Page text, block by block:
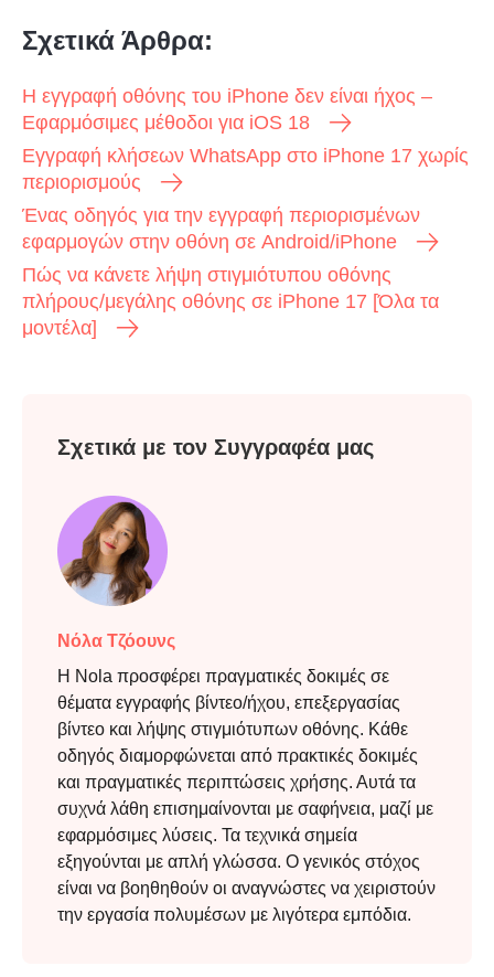
Βήμα 3.
Σχετικά Άρθρα:
Η εγγραφή οθόνης του iPhone δεν είναι ήχος –
Εφαρμόσιμες μέθοδοι για iOS 18
Εγγραφή κλήσεων WhatsApp στο iPhone 17 χωρίς
περιορισμούς
Ένας οδηγός για την εγγραφή περιορισμένων
εφαρμογών στην οθόνη σε Android/iPhone
Πώς να κάνετε λήψη στιγμιότυπου οθόνης
πλήρους/μεγάλης οθόνης σε iPhone 17 [Όλα τα
μοντέλα]
Σχετικά με τον Συγγραφέα μας
Νόλα Τζόουνς
Η Nola προσφέρει πραγματικές δοκιμές σε
θέματα εγγραφής βίντεο/ήχου, επεξεργασίας
βίντεο και λήψης στιγμιότυπων οθόνης. Κάθε
οδηγός διαμορφώνεται από πρακτικές δοκιμές
και πραγματικές περιπτώσεις χρήσης. Αυτά τα
συχνά λάθη επισημαίνονται με σαφήνεια, μαζί με
εφαρμόσιμες λύσεις. Τα τεχνικά σημεία
εξηγούνται με απλή γλώσσα. Ο γενικός στόχος
είναι να βοηθηθούν οι αναγνώστες να χειριστούν
την εργασία πολυμέσων με λιγότερα εμπόδια.